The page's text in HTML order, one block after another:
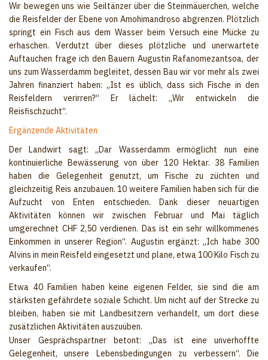
Wir bewegen uns wie Seiltänzer über die Steinmäuerchen, welche
die Reisfelder der Ebene von Amohimandroso abgrenzen. Plötzlich
springt ein Fisch aus dem Wasser beim Versuch eine Mücke zu
erhaschen. Verdutzt über dieses plötzliche und unerwartete
Auftauchen frage ich den Bauern Augustin Rafanomezantsoa, der
uns zum Wasserdamm begleitet, dessen Bau wir vor mehr als zwei
Jahren finanziert haben: „Ist es üblich, dass sich Fische in den
Reisfeldern verirren?“ Er lächelt: „Wir entwickeln die
Reisfischzucht“.
Ergänzende Aktivitäten
Der Landwirt sagt: „Dar Wasserdamm ermöglicht nun eine
kontinuierliche Bewässerung von über 120 Hektar. 38 Familien
haben die Gelegenheit genutzt, um Fische zu züchten und
gleichzeitig Reis anzubauen. 10 weitere Familien haben sich für die
Aufzucht von Enten entschieden. Dank dieser neuartigen
Aktivitäten können wir zwischen Februar und Mai täglich
umgerechnet CHF 2,50 verdienen. Das ist ein sehr willkommenes
Einkommen in unserer Region“. Augustin ergänzt: „Ich habe 300
Alvins in mein Reisfeld eingesetzt und plane, etwa 100 Kilo Fisch zu
verkaufen“.
Etwa 40 Familien haben keine eigenen Felder, sie sind die am
stärksten gefährdete soziale Schicht. Um nicht auf der Strecke zu
bleiben, haben sie mit Landbesitzern verhandelt, um dort diese
zusätzlichen Aktivitäten auszuüben.
Unser Gesprächspartner betont: „Das ist eine unverhoffte
Gelegenheit, unsere Lebensbedingungen zu verbessern“. Die